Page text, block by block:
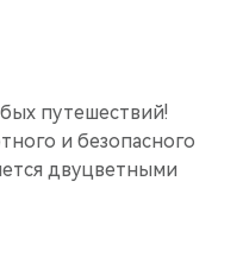
путешествий!
и безопасного
двуцветными